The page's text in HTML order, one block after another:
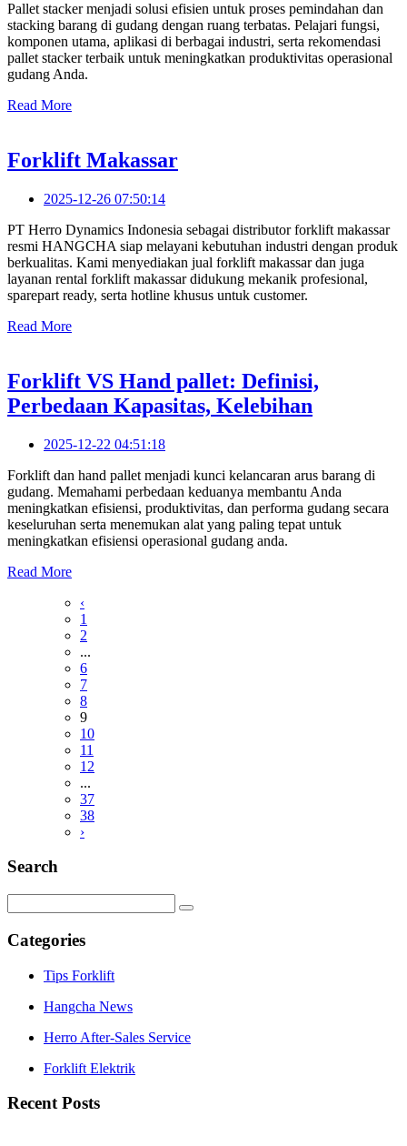
Pallet stacker menjadi solusi efisien untuk proses pemindahan dan
stacking barang di gudang dengan ruang terbatas. Pelajari fungsi,
komponen utama, aplikasi di berbagai industri, serta rekomendasi
pallet stacker terbaik untuk meningkatkan produktivitas operasional
gudang Anda.
Read More
Forklift Makassar
2025-12-26 07:50:14
PT Herro Dynamics Indonesia sebagai distributor forklift makassar
resmi HANGCHA siap melayani kebutuhan industri dengan produk
berkualitas. Kami menyediakan jual forklift makassar dan juga
layanan rental forklift makassar didukung mekanik profesional,
sparepart ready, serta hotline khusus untuk customer.
Read More
Forklift VS Hand pallet: Definisi,
Perbedaan Kapasitas, Kelebihan
2025-12-22 04:51:18
Forklift dan hand pallet menjadi kunci kelancaran arus barang di
gudang. Memahami perbedaan keduanya membantu Anda
meningkatkan efisiensi, produktivitas, dan performa gudang secara
keseluruhan serta menemukan alat yang paling tepat untuk
meningkatkan efisiensi operasional gudang anda.
Read More
‹
1
2
...
6
7
8
9
10
11
12
...
37
38
›
Search
Categories
Tips Forklift
Hangcha News
Herro After-Sales Service
Forklift Elektrik
Recent Posts